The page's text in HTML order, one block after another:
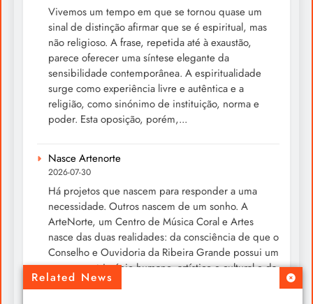
Related News
Vivemos um tempo em que se tornou quase um
sinal de distinção afirmar que se é espiritual, mas
não religioso. A frase, repetida até à exaustão,
parece oferecer uma síntese elegante da
sensibilidade contemporânea. A espiritualidade
surge como experiência livre e autêntica e a
religião, como sinónimo de instituição, norma e
poder. Esta oposição, porém,...
Nasce Artenorte
2026-07-30
Há projetos que nascem para responder a uma
necessidade. Outros nascem de um sonho. A
ArteNorte, um Centro de Música Coral e Artes
nasce das duas realidades: da consciência de que o
Conselho e Ouvidoria da Ribeira Grande possui um
enorme património humano, artístico e cultural e da
convicção de que esse património merece ser...